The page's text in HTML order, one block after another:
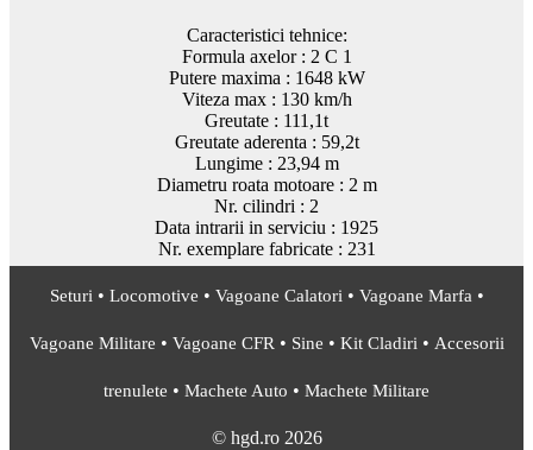
Caracteristici tehnice:
Formula axelor : 2 C 1
Putere maxima : 1648 kW
Viteza max : 130 km/h
Greutate : 111,1t
Greutate aderenta : 59,2t
Lungime : 23,94 m
Diametru roata motoare : 2 m
Nr. cilindri : 2
Data intrarii in serviciu : 1925
Nr. exemplare fabricate : 231
Seturi • Locomotive • Vagoane Calatori • Vagoane Marfa •
Vagoane Militare • Vagoane CFR • Sine • Kit Cladiri • Accesorii
trenulete • Machete Auto • Machete Militare
© hgd.ro 2026